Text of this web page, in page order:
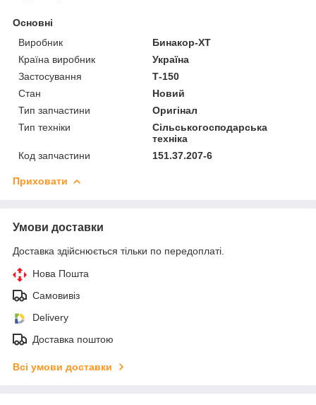
Основні
Виробник
Бинакор-ХТ
Країна виробник
Україна
Застосування
Т-150
Стан
Новий
Тип запчастини
Оригінал
Тип техніки
Сільськогосподарська
техніка
Код запчастини
151.37.207-6
Приховати
Умови доставки
Доставка здійснюється тільки по передоплаті.
Нова Пошта
Самовивіз
Delivery
Доставка поштою
Всі умови доставки